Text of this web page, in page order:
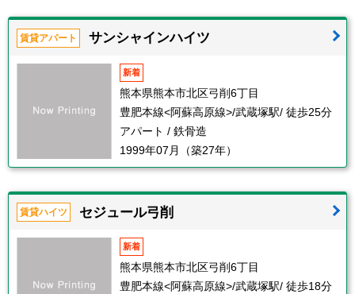
賃貸アパート サンシャインハイツ
新着
熊本県熊本市北区弓削6丁目
豊肥本線<阿蘇高原線>/武蔵塚駅/ 徒歩25分
アパート / 鉄骨造
1999年07月（築27年）
賃貸ハイツ セジュール弓削
新着
熊本県熊本市北区弓削6丁目
豊肥本線<阿蘇高原線>/武蔵塚駅/ 徒歩18分